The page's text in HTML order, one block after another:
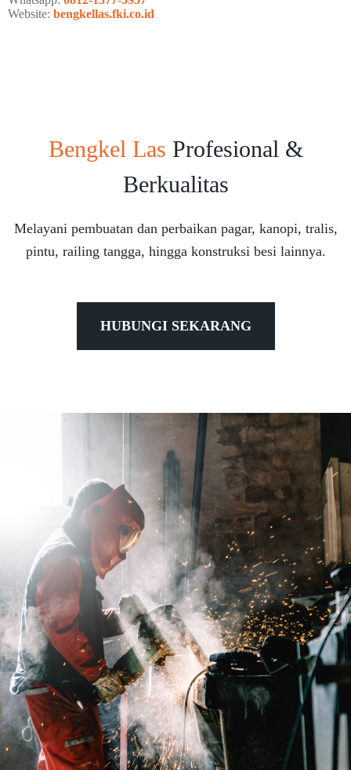
Website: bengkellas.fki.co.id
Bengkel Las Profesional &
Berkualitas
Melayani pembuatan dan perbaikan pagar, kanopi, tralis,
pintu, railing tangga, hingga konstruksi besi lainnya.
HUBUNGI SEKARANG